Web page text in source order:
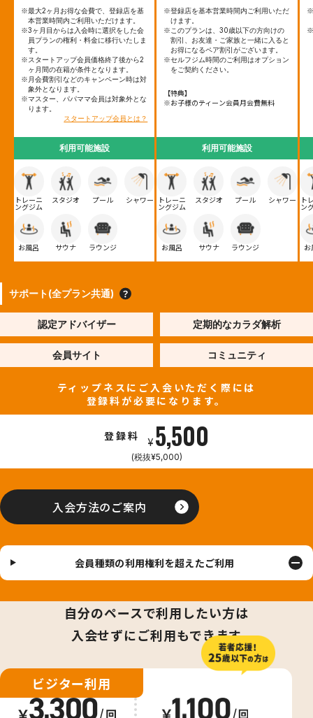
※最大2ヶ月お得な会費で、登録店を基
本営業時間内ご利用いただけます。
※3ヶ月目からは入会時に選択をした会
員プランの権利・料金に移行いたしま
す。
※スタートアップ会員価格終了後から2
ヶ月間の在籍が条件となります。
※月会費割引などのキャンペーン時は対
象外となります。
※マスター、パパママ会員は対象外とな
ります。
スタートアップ会員とは？
利用可能施設
トレーニ
ングジム
スタジオ プール シャワー
お風呂 サウナ ラウンジ
※登録店を基本営業時間内ご利用いただ
けます。
※このプランは、30歳以下の方向けの
割引、お友達・ご家族と一緒に入ると
お得になるペア割引がございます。
※セルフジム時間のご利用はオプション
をご契約ください。
【特典】
※お子様のティーン会員月会費無料
利用可能施設
トレーニ
ングジム
スタジオ プール シャワー
お風呂 サウナ ラウンジ
※
※
ト
ン
お
サポート(全プラン共通)
認定アドバイザー 定期的なカラダ解析
会員サイト コミュニティ
ティップネスにご入会いただく際には
登録料が必要になります。
登録料 ¥5,500
(税抜¥5,000)
入会方法のご案内
会員種類の利用権利を超えたご利用
自分のペースで利用したい方は
入会せずにご利用もできます
ビジター利用